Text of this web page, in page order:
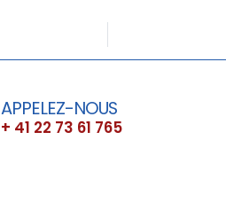
APPELEZ-NOUS
+ 41 22 73 61 765